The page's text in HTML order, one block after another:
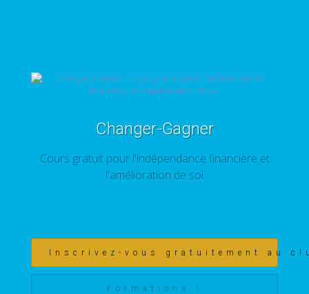
Changer-Gagner
Cours gratuit pour l'indépendance financière et
l'amélioration de soi
Inscrivez-vous gratuitement au
Formations !